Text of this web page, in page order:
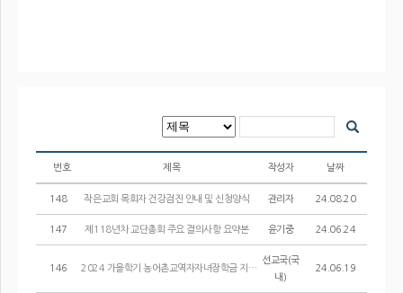
번호 제목 작성자 날짜
148 작은교회 목회자 건강검진 안내 및 신청양식 관리자 24.08.20
147 제118년차 교단총회 주요 결의사항 요약본 윤기중 24.06.24
146 2024 가을학기 농어촌교역자자녀장학금 지원 선발공고
선교국(국
내)
24.06.19